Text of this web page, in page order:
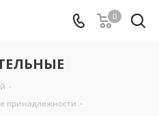
0
-
принадлежности -